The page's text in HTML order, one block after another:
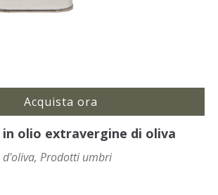
Acquista ora
olio extravergine di oliva
d'oliva, Prodotti umbri